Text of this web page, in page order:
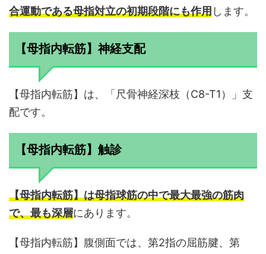
合運動である母指対立の初期段階にも作用します。
【母指内転筋】神経支配
【母指内転筋】は、「尺骨神経深枝（C8-T1）」支
配です。
【母指内転筋】触診
【母指内転筋】は母指球筋の中で最大最強の筋肉
で、最も深層にあります。
【母指内転筋】腹側面では、第2指の屈筋腱、第